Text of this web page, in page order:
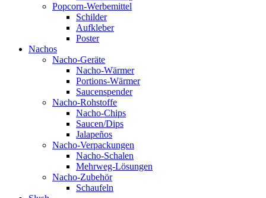
Popcorn-Werbemittel
Schilder
Aufkleber
Poster
Nachos
Nacho-Geräte
Nacho-Wärmer
Portions-Wärmer
Saucenspender
Nacho-Rohstoffe
Nacho-Chips
Saucen/Dips
Jalapeños
Nacho-Verpackungen
Nacho-Schalen
Mehrweg-Lösungen
Nacho-Zubehör
Schaufeln